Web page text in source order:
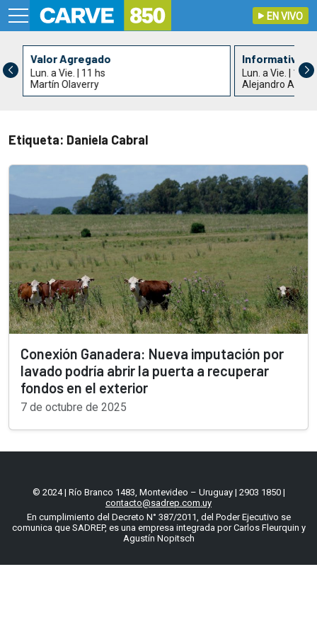
EN VIVO
Valor Agregado
Lun. a Vie. | 11 hs
Martín Olaverry
Informativo
Lun. a Vie. | 13 hs
Alejandro Acle
Etiqueta: Daniela Cabral
Conexión Ganadera: Nueva imputación por
lavado podría abrir la puerta a recuperar
fondos en el exterior
7 de octubre de 2025
© 2024 | Río Branco 1483, Montevideo – Uruguay | 2903 1850 |
contacto@sadrep.com.uy
En cumplimiento del Decreto N° 387/2011, del Poder Ejecutivo se
comunica que SADREP, es una empresa integrada por Carlos Fleurquin y
Agustín Nopitsch